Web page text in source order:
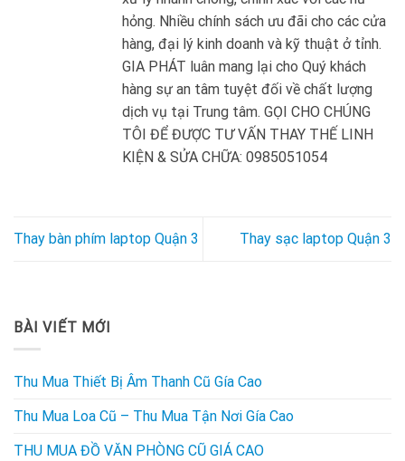
hỏng. Nhiều chính sách ưu đãi cho các cửa
hàng, đại lý kinh doanh và kỹ thuật ở tỉnh.
GIA PHÁT luân mang lại cho Quý khách
hàng sự an tâm tuyệt đối về chất lượng
dịch vụ tại Trung tâm. GỌI CHO CHÚNG
TÔI ĐỂ ĐƯỢC TƯ VẤN THAY THẾ LINH
KIỆN & SỬA CHỮA: 0985051054
Thay bàn phím laptop Quận 3 Thay sạc laptop Quận 3
BÀI VIẾT MỚI
Thu Mua Thiết Bị Âm Thanh Cũ Gía Cao
Thu Mua Loa Cũ – Thu Mua Tận Nơi Gía Cao
THU MUA ĐỒ VĂN PHÒNG CŨ GIÁ CAO